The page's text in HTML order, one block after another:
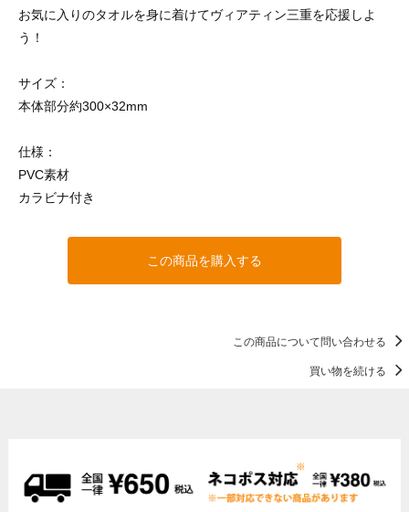
お気に入りのタオルを身に着けてヴィアティン三重を応援しよ
う！
サイズ：
本体部分約300×32mm
仕様：
PVC素材
カラビナ付き
この商品を購入する
この商品について問い合わせる
買い物を続ける